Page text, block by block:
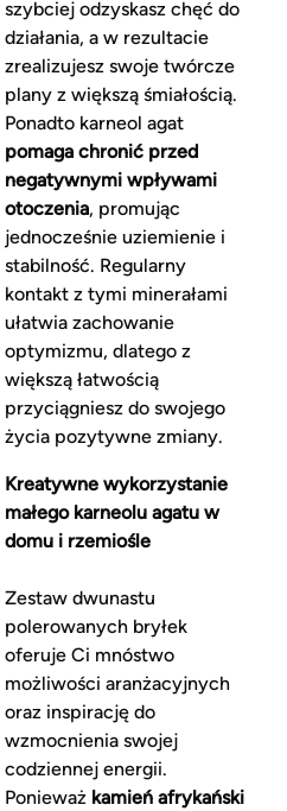
szybciej odzyskasz chęć do
działania, a w rezultacie
zrealizujesz swoje twórcze
plany z większą śmiałością.
Ponadto karneol agat
pomaga chronić przed
negatywnymi wpływami
otoczenia, promując
jednocześnie uziemienie i
stabilność. Regularny
kontakt z tymi minerałami
ułatwia zachowanie
optymizmu, dlatego z
większą łatwością
przyciągniesz do swojego
życia pozytywne zmiany.
Kreatywne wykorzystanie
małego karneolu agatu w
domu i rzemiośle
Zestaw dwunastu
polerowanych bryłek
oferuje Ci mnóstwo
możliwości aranżacyjnych
oraz inspirację do
wzmocnienia swojej
codziennej energii.
Ponieważ kamień afrykański